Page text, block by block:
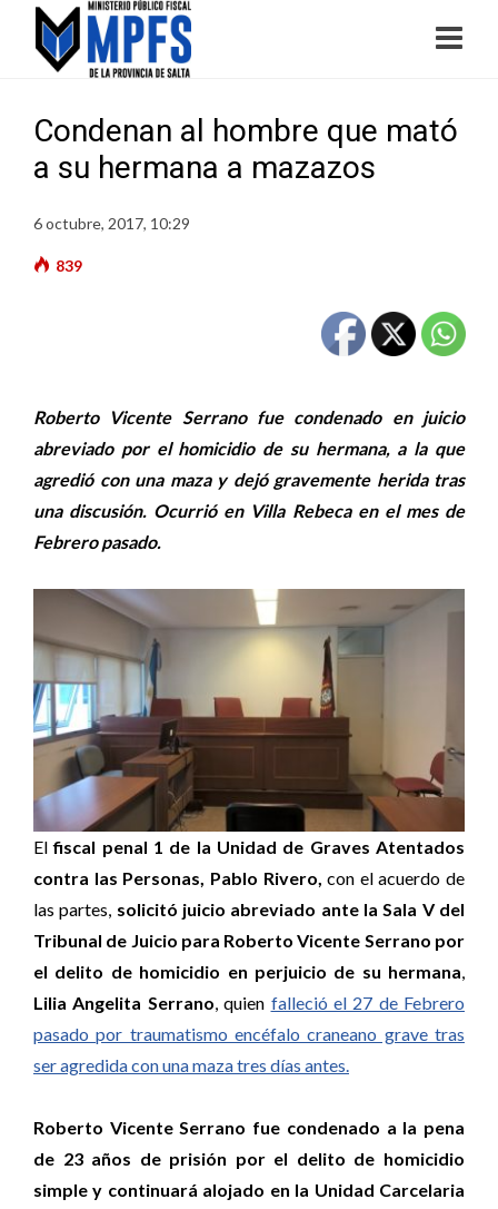
Condenan al hombre que mató
a su hermana a mazazos
6 octubre, 2017, 10:29
839
Roberto Vicente Serrano fue condenado en juicio
abreviado por el homicidio de su hermana, a la que
agredió con una maza y dejó gravemente herida tras
una discusión. Ocurrió en Villa Rebeca en el mes de
Febrero pasado.
Elfiscal penal 1 de la Unidad de Graves Atentados
contra las Personas, Pablo Rivero, con el acuerdo de
las partes, solicitó juicio abreviado ante la Sala V del
Tribunal de Juicio para Roberto Vicente Serrano por
el delito de homicidio en perjuicio de su hermana,
Lilia Angelita Serrano, quien falleció el 27 de Febrero
pasado por traumatismo encéfalo craneano grave tras
ser agredida con una maza tres días antes.
Roberto Vicente Serrano fue condenado a la pena
de 23 años de prisión por el delito de homicidio
simple y continuará alojado en la Unidad Carcelaria